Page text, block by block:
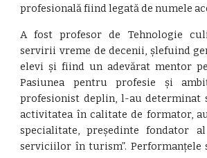
profesională fiind legată de numele
A fost profesor de Tehnologie
servirii vreme de decenii, șlefuind
elevi și fiind un adevărat mentor
Pasiunea pentru profesie și
profesionist deplin, l-au determinat
activitatea în calitate de formator,
specialitate, președinte fondator
serviciilor în turism”. Performanțele